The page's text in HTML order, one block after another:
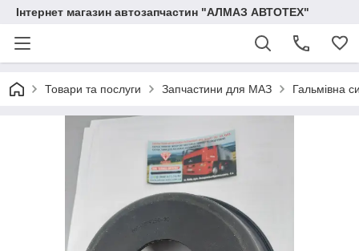
Інтернет магазин автозапчастин "АЛМАЗ АВТОТЕХ"
Товари та послуги Запчастини для МАЗ Гальмівна